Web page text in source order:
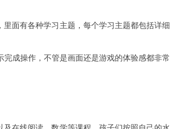
面有各种学习主题，每个学习主题都包括详细
成操作，不管是画面还是游戏的体验感都非常